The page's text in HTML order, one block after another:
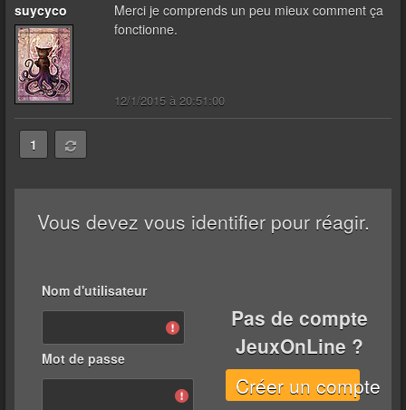
suycyco
Merci je comprends un peu mieux comment ça
fonctionne.
12/1/2015 à 20:51:00
1
Vous devez vous identifier pour réagir.
Nom d'utilisateur
Mot de passe
Pas de compte
JeuxOnLine ?
Créer un compte